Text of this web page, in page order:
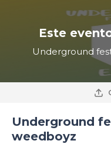
Este
Underground
Underground
weedboyz